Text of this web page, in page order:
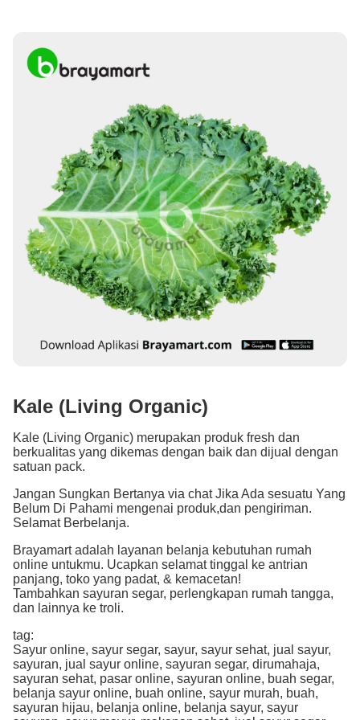
Kale (Living Organic)
Kale (Living Organic) merupakan produk fresh dan
berkualitas yang dikemas dengan baik dan dijual dengan
satuan pack.
Jangan Sungkan Bertanya via chat Jika Ada sesuatu Yang
Belum Di Pahami mengenai produk,dan pengiriman.
Selamat Berbelanja.
Brayamart adalah layanan belanja kebutuhan rumah
online untukmu. Ucapkan selamat tinggal ke antrian
panjang, toko yang padat, & kemacetan!
Tambahkan sayuran segar, perlengkapan rumah tangga,
dan lainnya ke troli.
tag:
Sayur online, sayur segar, sayur, sayur sehat, jual sayur,
sayuran, jual sayur online, sayuran segar, dirumahaja,
sayuran sehat, pasar online, sayuran online, buah segar,
belanja sayur online, buah online, sayur murah, buah,
sayuran hijau, belanja online, belanja sayur, sayur